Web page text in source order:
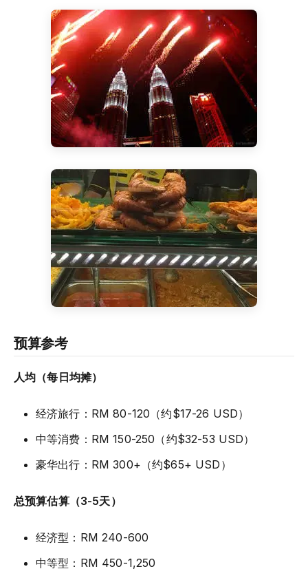
预算参考
人均（每日均摊）
经济旅行：RM 80-120（约$17-26 USD）
中等消费：RM 150-250（约$32-53 USD）
豪华出行：RM 300+（约$65+ USD）
总预算估算（3-5天）
经济型：RM 240-600
中等型：RM 450-1,250